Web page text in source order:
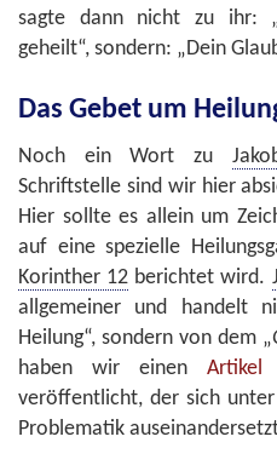
sagte dann nicht zu ihr:
geheilt“, sondern: „Dein
Das Gebet um
Noch ein Wort zu
Schriftstelle sind wir hier
Hier sollte es allein um
auf eine spezielle
Korinther 12 berichtet wird.
allgemeiner und handelt
Heilung“, sondern von dem „
haben wir einen Artikel
veröffentlicht, der sich
Problematik